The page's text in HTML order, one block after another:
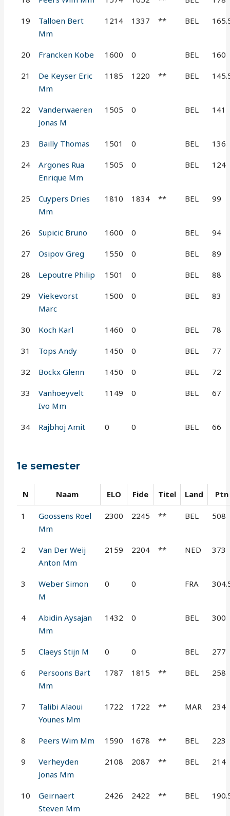
19
Talloen Bert
Mm
1214 1337 ** BEL
20 Francken Kobe 1600 0 BEL 160
21
De Keyser Eric
Mm
1185 1220 ** BEL
22
Vanderwaeren
Jonas M
1505 0 BEL 141
23 Bailly Thomas 1501 0 BEL 136
24
Argones Rua
Enrique Mm
1505 0 BEL 124
25
Cuypers Dries
Mm
1810 1834 ** BEL 99
26 Supicic Bruno 1600 0 BEL 94
27 Osipov Greg 1550 0 BEL 89
28 Lepoutre Philip 1501 0 BEL 88
29
Viekevorst
Marc
1500 0 BEL 83
30 Koch Karl 1460 0 BEL 78
31 Tops Andy 1450 0 BEL 77
32 Bockx Glenn 1450 0 BEL 72
33
Vanhoeyvelt
Ivo Mm
1149 0 BEL 67
34 Rajbhoj Amit 0 0 BEL 66
1e semester
N Naam ELO Fide Titel Land Ptn
1
Goossens Roel
Mm
2300 2245 ** BEL 508
2
Van Der Weij
Anton Mm
2159 2204 ** NED 373
3
Weber Simon
M
0 0 FRA
4
Abidin Aysajan
Mm
1432 0 BEL 300
5 Claeys Stijn M 0 0 BEL 277
6
Persoons Bart
Mm
1787 1815 ** BEL 258
7
Talibi Alaoui
Younes Mm
1722 1722 ** MAR 234
8 Peers Wim Mm 1590 1678 ** BEL 223
9
Verheyden
Jonas Mm
2108 2087 ** BEL 214
10
Geirnaert
Steven Mm
2426 2422 ** BEL